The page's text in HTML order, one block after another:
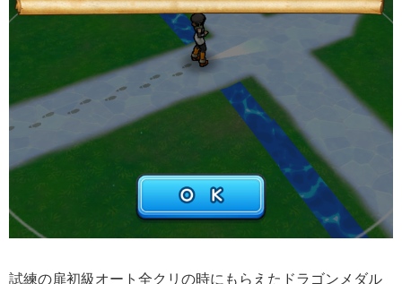
試練の扉初級オート全クリの時にもらえたドラゴンメダル